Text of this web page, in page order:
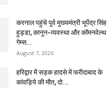
करनाल पहुंचे पूर्व मुख्यमंत्री भूपेंद्र सिंह
हुड्डा, कानून-व्यवस्था और कॉमनवेल्थ
गेम्स...
August 7, 2026
हरिद्वार में सड़क हादसे में फरीदाबाद के
कांवड़िये की मौत, दो...